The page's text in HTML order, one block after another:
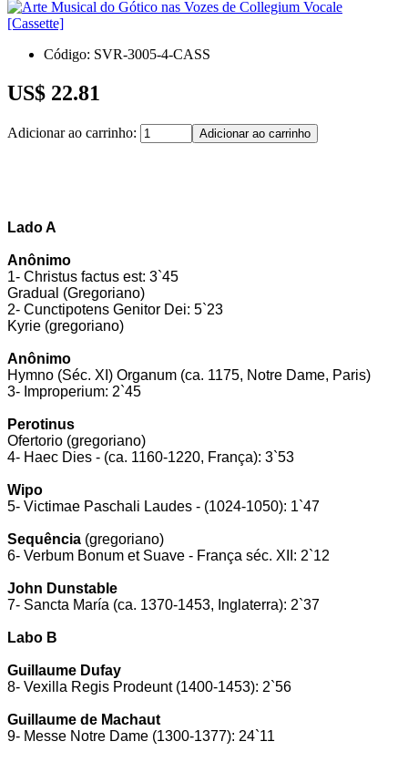
Código: SVR-3005-4-CASS
US$ 22.81
Adicionar ao carrinho:
Lado A
Anônimo
1- Christus factus est: 3`45
Gradual (Gregoriano)
2- Cunctipotens Genitor Dei: 5`23
Kyrie (gregoriano)
Anônimo
Hymno (Séc. XI) Organum (ca. 1175, Notre Dame, Paris)
3- Improperium: 2`45
Perotinus
Ofertorio (gregoriano)
4- Haec Dies - (ca. 1160-1220, França): 3`53
Wipo
5- Victimae Paschali Laudes - (1024-1050): 1`47
Sequência (gregoriano)
6- Verbum Bonum et Suave - França séc. XII: 2`12
John Dunstable
7- Sancta María (ca. 1370-1453, Inglaterra): 2`37
Labo B
Guillaume Dufay
8- Vexilla Regis Prodeunt (1400-1453): 2`56
Guillaume de Machaut
9- Messe Notre Dame (1300-1377): 24`11